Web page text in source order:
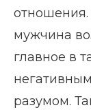
отношения.
мужчина
главное в
разумом.